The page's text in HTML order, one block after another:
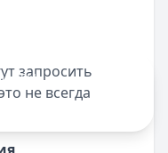
запросить
не всегда
.